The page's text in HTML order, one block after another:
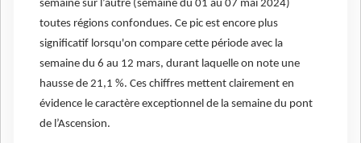
semaine sur l’autre (semaine du 01 au 07 mai 2024)
toutes régions confondues. Ce pic est encore plus
significatif lorsqu'on compare cette période avec la
semaine du 6 au 12 mars, durant laquelle on note une
hausse de 21,1 %. Ces chiffres mettent clairement en
évidence le caractère exceptionnel de la semaine du pont
de l’Ascension.